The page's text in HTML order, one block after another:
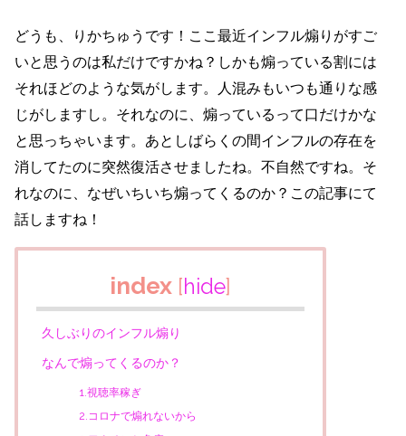
どうも、りかちゅうです！ここ最近インフル煽りがすご
いと思うのは私だけですかね？しかも煽っている割には
それほどのような気がします。人混みもいつも通りな感
じがしますし。それなのに、煽っているって口だけかな
と思っちゃいます。あとしばらくの間インフルの存在を
消してたのに突然復活させましたね。不自然ですね。そ
れなのに、なぜいちいち煽ってくるのか？この記事にて
話しますね！
index [hide]
久しぶりのインフル煽り
なんで煽ってくるのか？
1.視聴率稼ぎ
2.コロナで煽れないから